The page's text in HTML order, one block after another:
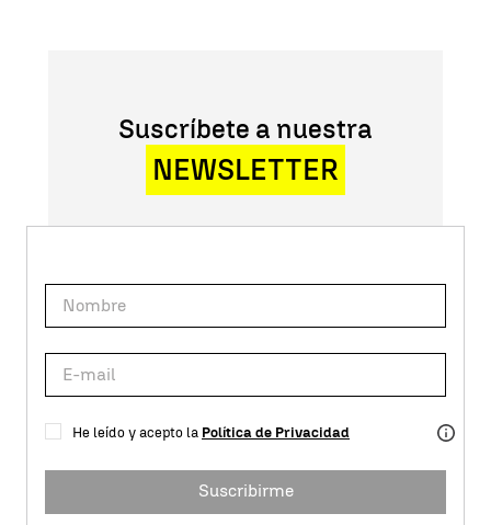
Suscríbete a nuestra
NEWSLETTER
He leído y acepto la Política de Privacidad
Suscribirme